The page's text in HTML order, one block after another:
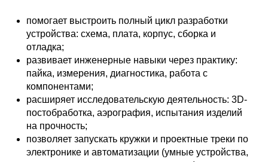
помогает выстроить полный цикл разработки
устройства: схема, плата, корпус, сборка и
отладка;
развивает инженерные навыки через практику:
пайка, измерения, диагностика, работа с
компонентами;
расширяет исследовательскую деятельность: 3D-
постобработка, аэрография, испытания изделий
на прочность;
позволяет запускать кружки и проектные треки по
электронике и автоматизации (умные устройства,